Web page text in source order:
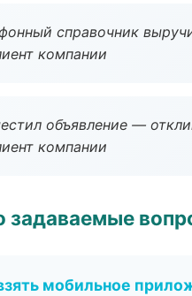
справочник
компании
объявление —
компании
задаваемые
мобильное